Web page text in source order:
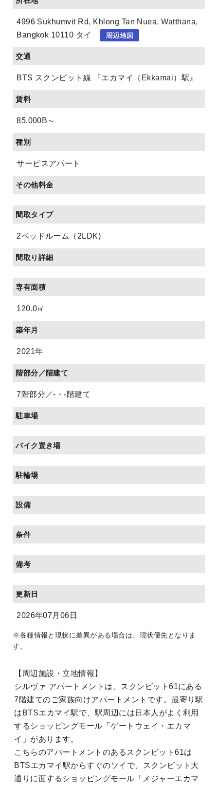
4996 Sukhumvit Rd, Khlong Tan Nuea, Watthana,
Bangkok 10110 タイ
交通
BTS スクンビット線 『エカマイ（Ekkamai）駅』
賃料
85,000B～
種別
サービスアパート
その他料金
間取タイプ
2ベッドルーム（2LDK)
間取り詳細
専有面積
120.0㎡
築年月
2021年
階部分／階建て
7階部分／-・-階建て
駐車場
バイク置き場
駐輪場
設備
条件
備考
更新日
2026年07月06日
※各種情報と現状に差異がある場合は、現状優先となりま
す。
【周辺施設・立地情報】
シルヴァ アパートメントは、スクンビット61にある
7階建てのご家族向けアパートメントです。最寄り駅
はBTSエカマイ駅で、駅周辺には日本人がよく利用
するショッピングモール「ゲートウェイ・エカマ
イ」があります。
こちらのアパートメントのあるスクンビット61は
BTSエカマイ駅からすぐのソイで、スクンビット大
通りに面するショッピングモール「メジャーエカマ